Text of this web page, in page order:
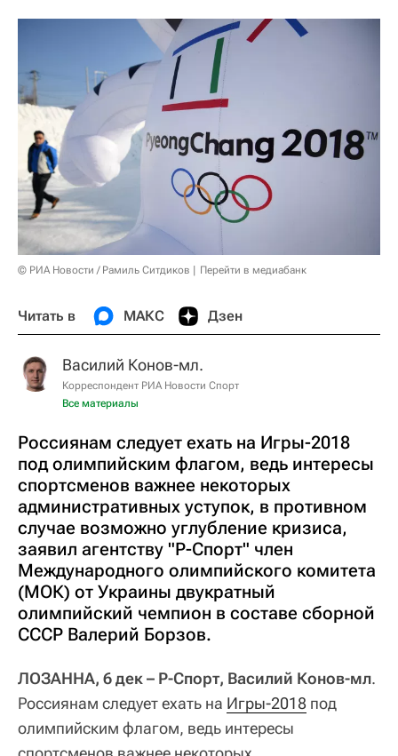
© РИА Новости / Рамиль Ситдиков Перейти в медиабанк
Читать в МАКС Дзен
Василий Конов-мл.
Корреспондент РИА Новости Спорт
Все материалы
Россиянам следует ехать на Игры-2018
под олимпийским флагом, ведь интересы
спортсменов важнее некоторых
административных уступок, в противном
случае возможно углубление кризиса,
заявил агентству "Р-Спорт" член
Международного олимпийского комитета
(МОК) от Украины двукратный
олимпийский чемпион в составе сборной
СССР Валерий Борзов.
ЛОЗАННА, 6 дек – Р-Спорт, Василий Конов-мл.
Россиянам следует ехать на Игры-2018 под
олимпийским флагом, ведь интересы